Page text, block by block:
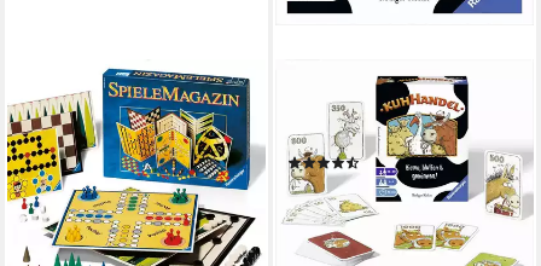
RAVENSBURGER VERLAG GMBH
Spiel Ravensburger 26301
SpieleMagazin,
Spielesammlung aus Holz,
Ravensburger 26301
SpieleMagazin,
Spielesammlung, Made in
ab 23,91 €
leider ausverkauft
RAVENSBURGER
Spiel Kuhhandel - Bieten,
bluffen & gewinnen!
(2)
15,99 €
leider ausverkauft